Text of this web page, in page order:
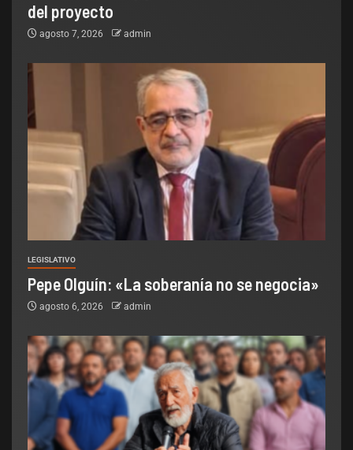
del proyecto
agosto 7, 2026 admin
LEGISLATIVO
Pepe Olguín: «La soberanía no se negocia»
agosto 6, 2026 admin